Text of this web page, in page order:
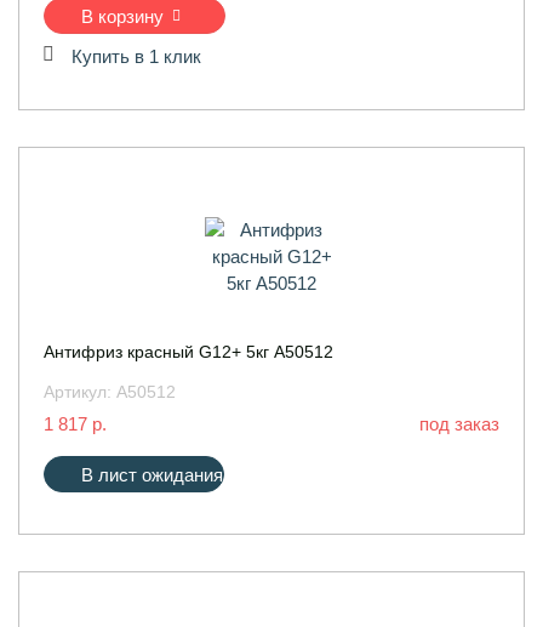
В корзину
Купить в 1 клик
Антифриз красный G12+ 5кг A50512
Артикул: A50512
1 817 р. под заказ
В лист ожидания